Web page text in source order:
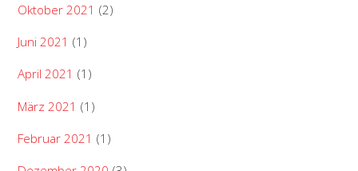
Oktober 2021 (2)
Juni 2021 (1)
April 2021 (1)
März 2021 (1)
Februar 2021 (1)